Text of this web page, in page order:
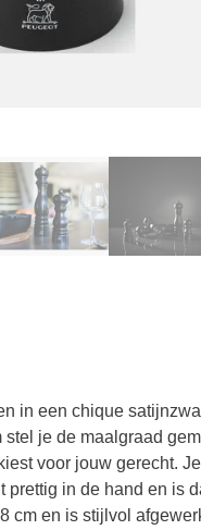
in een chique
stel je de maalgraad
voor jouw gerecht.
prettig in de hand en is
cm en is stijlvol